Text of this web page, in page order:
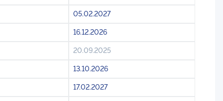
05.02.2027
16.12.2026
20.09.2025
13.10.2026
17.02.2027